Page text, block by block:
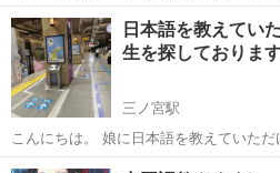
語レッスンを行っています。 会話練習、DELE対策、基礎文法、日
常会話など、目的に合わせてレッスンを
まで対応可能です。 またス...
兵庫 神戸市 三ノ宮駅 スペイ
日本語を教えてい
生を探しております
三ノ宮駅
こんにちは。 娘に日本語を教えていただけるボランティアの先生を探
しております。 できれば女性の先生を希望して
兵庫 神戸市 三ノ宮駅 日本語